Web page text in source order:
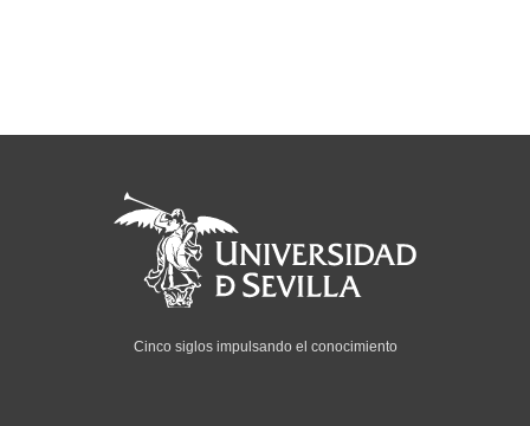
Cinco siglos impulsando el conocimiento